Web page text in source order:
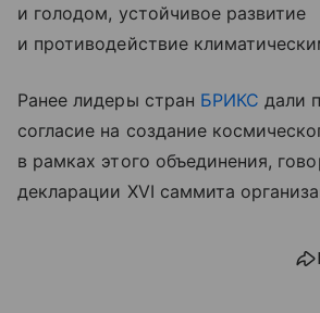
и голодом, устойчивое развитие
и противодействие
Ранее лидеры стран БРИКС дали
согласие на создание
в рамках этого объединения,
декларации XVI саммита